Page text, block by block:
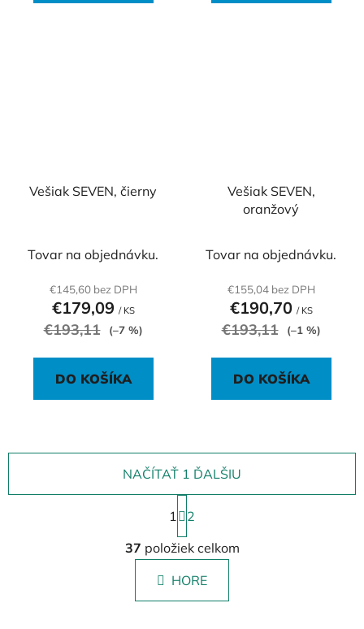
Vešiak SEVEN, čierny
Tovar na objednávku.
€145,60 bez DPH
€179,09 / KS
€193,11 (–7 %)
DO KOŠÍKA
Vešiak SEVEN,
oranžový
Tovar na objednávku.
€155,04 bez DPH
€190,70 / KS
€193,11 (–1 %)
DO KOŠÍKA
O
v
l
á
d
NAČÍTAŤ 1 ĎALŠIU
S
t
r
á
n
k
1
2
37 položiek celkom
HORE